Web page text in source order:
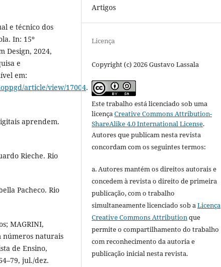
e técnico dos
In: 15º
Design, 2024,
e
em:
article/view/17004.
aprendem.
Rieche. Rio
Pacheco. Rio
MAGRINI,
números naturais
de Ensino,
jul./dez.
Artigos
Licença
Copyright (c) 2026 Gustavo Lassala
Este trabalho está licenciado sob uma
licençaCreative Commons Attribution-
ShareAlike 4.0 International License.
Autores que publicam nesta revista
concordam com os seguintes termos:
a. Autores mantém os direitos autorais e
concedem à revista o direito de primeira
publicação, com o trabalho
simultaneamente licenciado sob aLicença
Creative Commons Attributionque
permite o compartilhamento do trabalho
com reconhecimento da autoria e
publicação inicial nesta revista.